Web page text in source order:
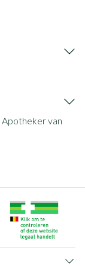
Apotheker van